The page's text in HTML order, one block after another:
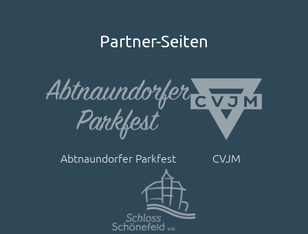
Partner-Seiten
Abtnaundorfer Parkfest CVJM